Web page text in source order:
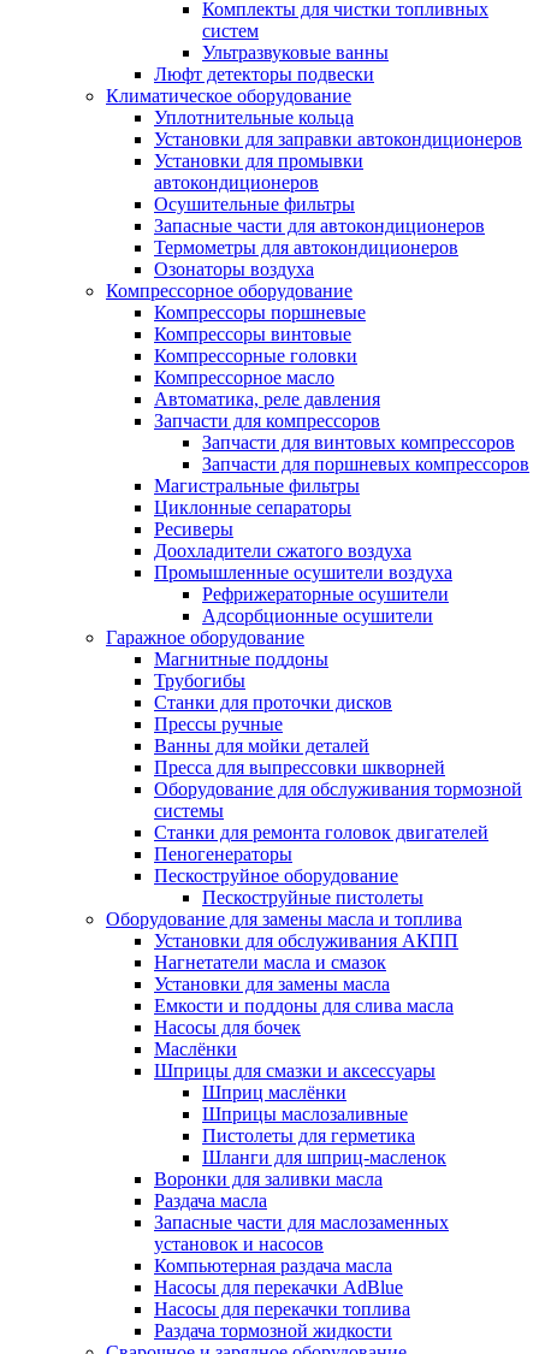
Комплекты для чистки топливных
систем
Ультразвуковые ванны
Люфт детекторы подвески
Климатическое оборудование
Уплотнительные кольца
Установки для заправки автокондиционеров
Установки для промывки
автокондиционеров
Осушительные фильтры
Запасные части для автокондиционеров
Термометры для автокондиционеров
Озонаторы воздуха
Компрессорное оборудование
Компрессоры поршневые
Компрессоры винтовые
Компрессорные головки
Компрессорное масло
Автоматика, реле давления
Запчасти для компрессоров
Запчасти для винтовых компрессоров
Запчасти для поршневых компрессоров
Магистральные фильтры
Циклонные сепараторы
Ресиверы
Доохладители сжатого воздуха
Промышленные осушители воздуха
Рефрижераторные осушители
Адсорбционные осушители
Гаражное оборудование
Магнитные поддоны
Трубогибы
Станки для проточки дисков
Прессы ручные
Ванны для мойки деталей
Пресса для выпрессовки шкворней
Оборудование для обслуживания тормозной
системы
Станки для ремонта головок двигателей
Пеногенераторы
Пескоструйное оборудование
Пескоструйные пистолеты
Оборудование для замены масла и топлива
Установки для обслуживания АКПП
Нагнетатели масла и смазок
Установки для замены масла
Емкости и поддоны для слива масла
Насосы для бочек
Маслёнки
Шприцы для смазки и аксессуары
Шприц маслёнки
Шприцы маслозаливные
Пистолеты для герметика
Шланги для шприц-масленок
Воронки для заливки масла
Раздача масла
Запасные части для маслозаменных
установок и насосов
Компьютерная раздача масла
Насосы для перекачки AdBlue
Насосы для перекачки топлива
Раздача тормозной жидкости